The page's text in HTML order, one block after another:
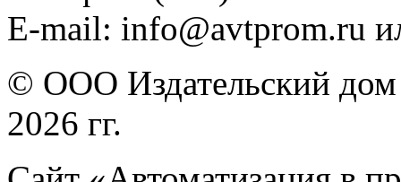
E-mail: info@avtprom.ru
© ООО Издательский
2026 гг.